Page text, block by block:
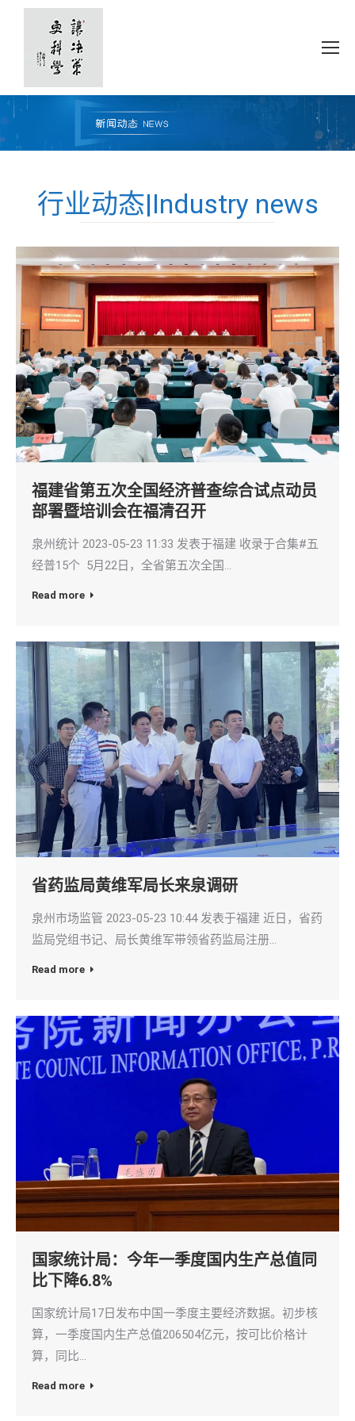
行业动态|Industry news
福建省第五次全国经济普查综合试点动员
部署暨培训会在福清召开
泉州统计 2023-05-23 11:33 发表于福建 收录于合集#五
经普15个 5月22日，全省第五次全国…
Read more
省药监局黄维军局长来泉调研
泉州市场监管 2023-05-23 10:44 发表于福建 近日，省药
监局党组书记、局长黄维军带领省药监局注册…
Read more
国家统计局：今年一季度国内生产总值同
比下降6.8%
国家统计局17日发布中国一季度主要经济数据。初步核
算，一季度国内生产总值206504亿元，按可比价格计
算，同比…
Read more